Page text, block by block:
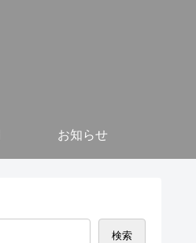
お知らせ
検索